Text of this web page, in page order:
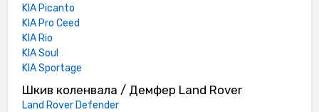
KIA Picanto
KIA Pro Ceed
KIA Rio
KIA Soul
KIA Sportage
Шкив коленвала / Демфер Land Rover
Land Rover Defender